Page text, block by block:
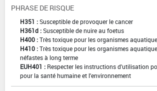
PHRASE DE RISQUE
H351 :Susceptible de provoquer le cancer
H361d :Susceptible de nuire au foetus
H400 :Très toxique pour les organismes
H410 :Très toxique pour les organismes
néfastes à long terme
EUH401 : Respecter les instructions d'utilisation
pour la santé humaine et l'environnement